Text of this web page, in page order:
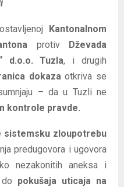
Kantonalnom
protiv Dževada
d.o.o. Tuzla, i drugih
dokazaotkriva se
– da u Tuzli ne
kontrole pravde.
sistemsku zloupotrebu
predugovora i ugovora
nezakonitih aneksa i
pokušaja uticaja na